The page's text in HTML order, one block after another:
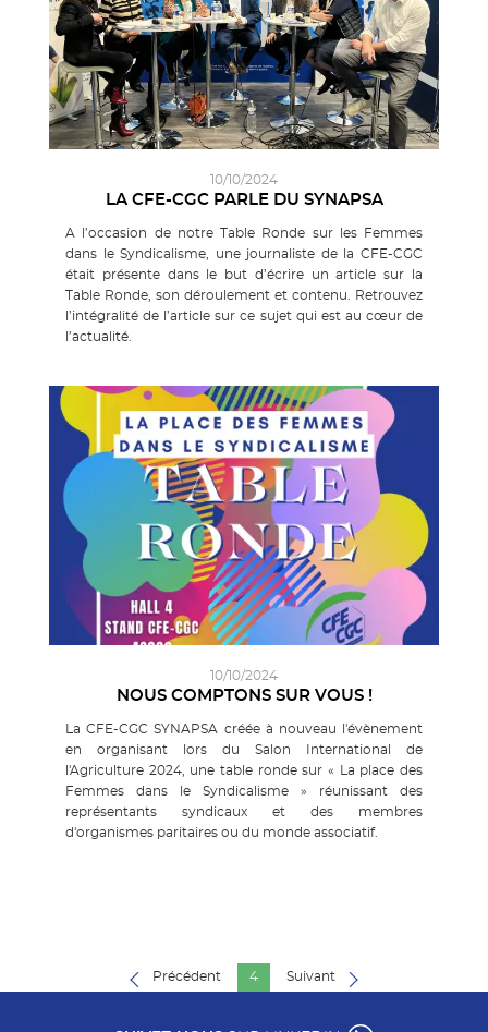
10/10/2024
LA CFE-CGC PARLE DU SYNAPSA
A l’occasion de notre Table Ronde sur les Femmes
dans le Syndicalisme, une journaliste de la CFE-CGC
était présente dans le but d’écrire un article sur la
Table Ronde, son déroulement et contenu. Retrouvez
l’intégralité de l’article sur ce sujet qui est au cœur de
l’actualité.
10/10/2024
NOUS COMPTONS SUR VOUS !
La CFE-CGC SYNAPSA créée à nouveau l'évènement
en organisant lors du Salon International de
l'Agriculture 2024, une table ronde sur « La place des
Femmes dans le Syndicalisme » réunissant des
représentants syndicaux et des membres
d'organismes paritaires ou du monde associatif.
Précédent 4 Suivant